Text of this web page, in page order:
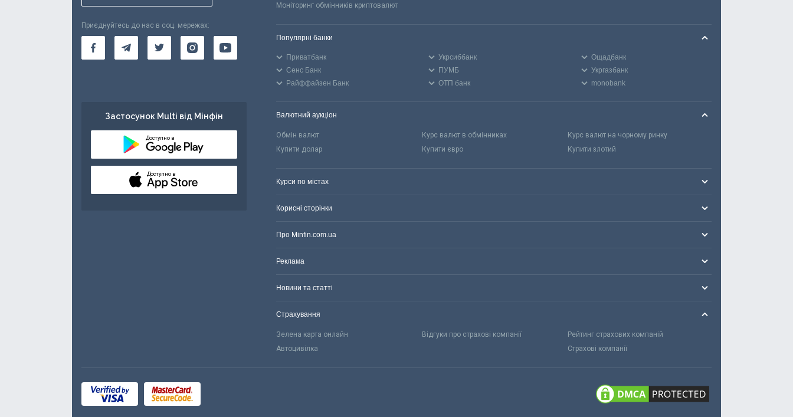
Приєднуйтесь до нас в соц. мережах:
Застосунок Multi від Мінфін
Доступно в
Доступно в
Моніторинг обмінників криптовалют
Популярні банки
Приватбанк Укрсиббанк
Ощадбанк
Сенс Банк
ПУМБ
Укргазбанк
Райффайзен Банк
ОТП банк monobank
Валютний аукціон
Обмін валют Курс валют в обмінниках
Курс валют на чорному ринку
Купити долар
Купити євро Купити злотий
Курси по містах
Корисні сторінки
Про Minfin.com.ua
Реклама
Новини та статті
Страхування
Зелена карта онлайн Відгуки про страхові компанії
Рейтинг страхових компаній
Автоцивілка
Страхові компанії